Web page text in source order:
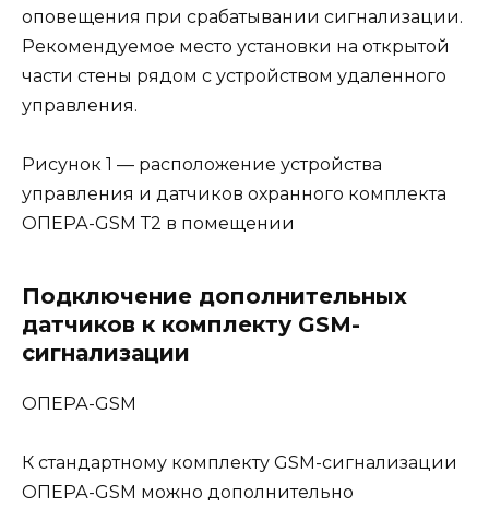
оповещения при срабатывании сигнализации.
Рекомендуемое место установки на открытой
части стены рядом с устройством удаленного
управления.
Рисунок 1 — расположение устройства
управления и датчиков охранного комплекта
ОПЕРА-GSM Т2 в помещении
Подключение дополнительных
датчиков к комплекту GSM-
сигнализации
ОПЕРА-GSM
К стандартному комплекту GSM-сигнализации
ОПЕРА-GSM можно дополнительно